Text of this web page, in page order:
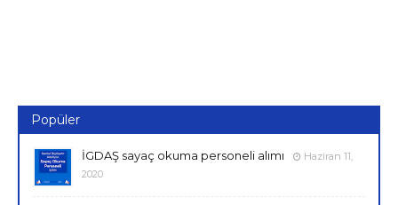
Popüler
İGDAŞ sayaç okuma personeli alımı
Haziran 11,
2020